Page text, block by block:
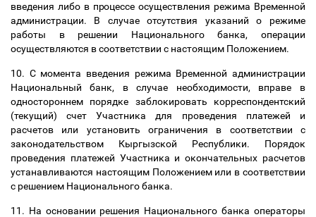
введения либо в процессе осуществления режима Временной
администрации. В случае отсутствия указаний о режиме
работы в решении Национального банка, операции
осуществляются в соответствии с настоящим Положением.
10. С момента введения режима Временной администрации
Национальный банк, в случае необходимости, вправе в
одностороннем порядке заблокировать корреспондентский
(текущий) счет Участника для проведения платежей и
расчетов или установить ограничения в соответствии с
законодательством Кыргызской Республики. Порядок
проведения платежей Участника и окончательных расчетов
устанавливаются настоящим Положением или в соответствии
с решением Национального банка.
11. На основании решения Национального банка операторы